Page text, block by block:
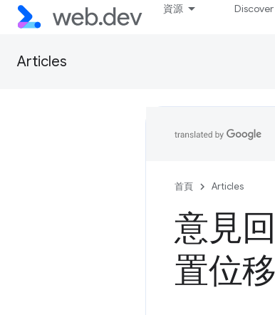
資源 Discover
Articles
首頁 Articles
意見
置位